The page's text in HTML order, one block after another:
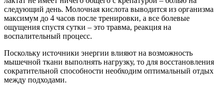
следующий день. Молочная кислота выводится из организма
максимум до 4 часов после тренировки, а все болевые
ощущения спустя сутки – это травма, реакция на
воспалительный процесс.
Поскольку источники энергии влияют на возможность
мышечной ткани выполнять нагрузку, то для восстановления
сократительной способности необходим оптимальный отдых
между подходами.